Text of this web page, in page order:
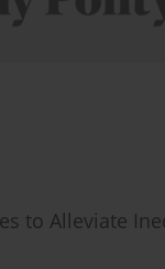
to Alleviate